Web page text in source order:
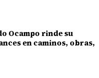
Ocampo rinde su
en caminos, obras,